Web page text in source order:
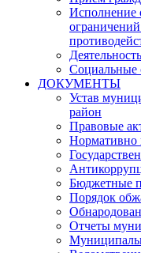
Исполнение
Социальные
ДОКУМЕНТЫ
Устав
район
Правовые
Нормативно
Бюджетные
Порядок
Отчеты